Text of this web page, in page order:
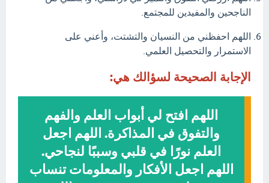
الناجحين والمفيدين للمجتمع.
اللهم احفظني من النسيان والتشتت، وأعني على
الاستمرار والتحصيل العلمي.
الإجابة الصحيحة لسؤالك هي:
اللهم افتح لي أبواب العلم والفهم
والتفوق في المذاكرة. اللهم اجعل
العلم نورًا في قلبي وسببًا لنجاحي.
اللهم اجعل الأفكار والمعلومات تنساب